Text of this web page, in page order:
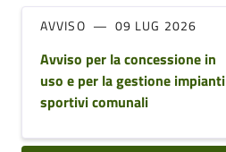
AVVISO 09 LUG 2026
Avviso per la concessione in
uso e per la gestione impianti
sportivi comunali